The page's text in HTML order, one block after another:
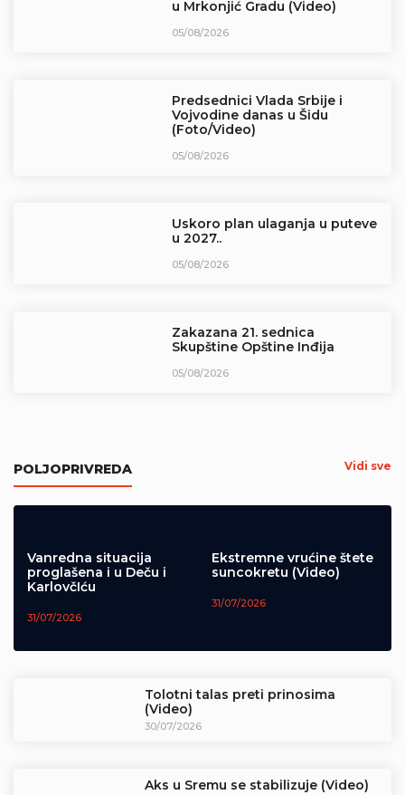
u Mrkonjić Gradu (Video)
05/08/2026
Predsednici Vlada Srbije i
Vojvodine danas u Šidu
(Foto/Video)
05/08/2026
Uskoro plan ulaganja u puteve
u 2027..
05/08/2026
Zakazana 21. sednica
Skupštine Opštine Inđija
05/08/2026
POLJOPRIVREDA Vidi sve
Vanredna situacija
proglašena i u Deču i
KarlovčIću
31/07/2026
Ekstremne vrućine štete
suncokretu (Video)
31/07/2026
Tolotni talas preti prinosima
(Video)
30/07/2026
Aks u Sremu se stabilizuje (Video)